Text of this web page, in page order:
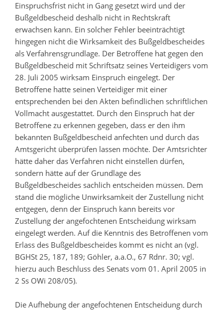
Einspruchsfrist nicht in Gang gesetzt wird und der
Bußgeldbescheid deshalb nicht in Rechtskraft
erwachsen kann. Ein solcher Fehler beeinträchtigt
hingegen nicht die Wirksamkeit des Bußgeldbescheides
als Verfahrensgrundlage. Der Betroffene hat gegen den
Bußgeldbescheid mit Schriftsatz seines Verteidigers vom
28. Juli 2005 wirksam Einspruch eingelegt. Der
Betroffene hatte seinen Verteidiger mit einer
entsprechenden bei den Akten befindlichen schriftlichen
Vollmacht ausgestattet. Durch den Einspruch hat der
Betroffene zu erkennen gegeben, dass er den ihm
bekannten Bußgeldbescheid anfechten und durch das
Amtsgericht überprüfen lassen möchte. Der Amtsrichter
hätte daher das Verfahren nicht einstellen dürfen,
sondern hätte auf der Grundlage des
Bußgeldbescheides sachlich entscheiden müssen. Dem
stand die mögliche Unwirksamkeit der Zustellung nicht
entgegen, denn der Einspruch kann bereits vor
Zustellung der angefochtenen Entscheidung wirksam
eingelegt werden. Auf die Kenntnis des Betroffenen vom
Erlass des Bußgeldbescheides kommt es nicht an (vgl.
BGHSt 25, 187, 189; Göhler, a.a.O., 67 Rdnr. 30; vgl.
hierzu auch Beschluss des Senats vom 01. April 2005 in
2 Ss OWi 208/05).
Die Aufhebung der angefochtenen Entscheidung durch